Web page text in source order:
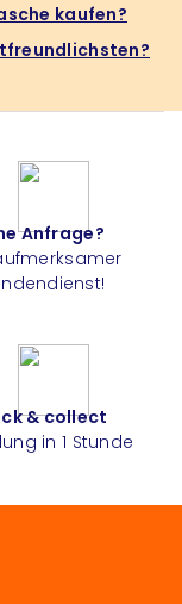
kaufen?
Anfrage?
& collect
in 1 Stunde